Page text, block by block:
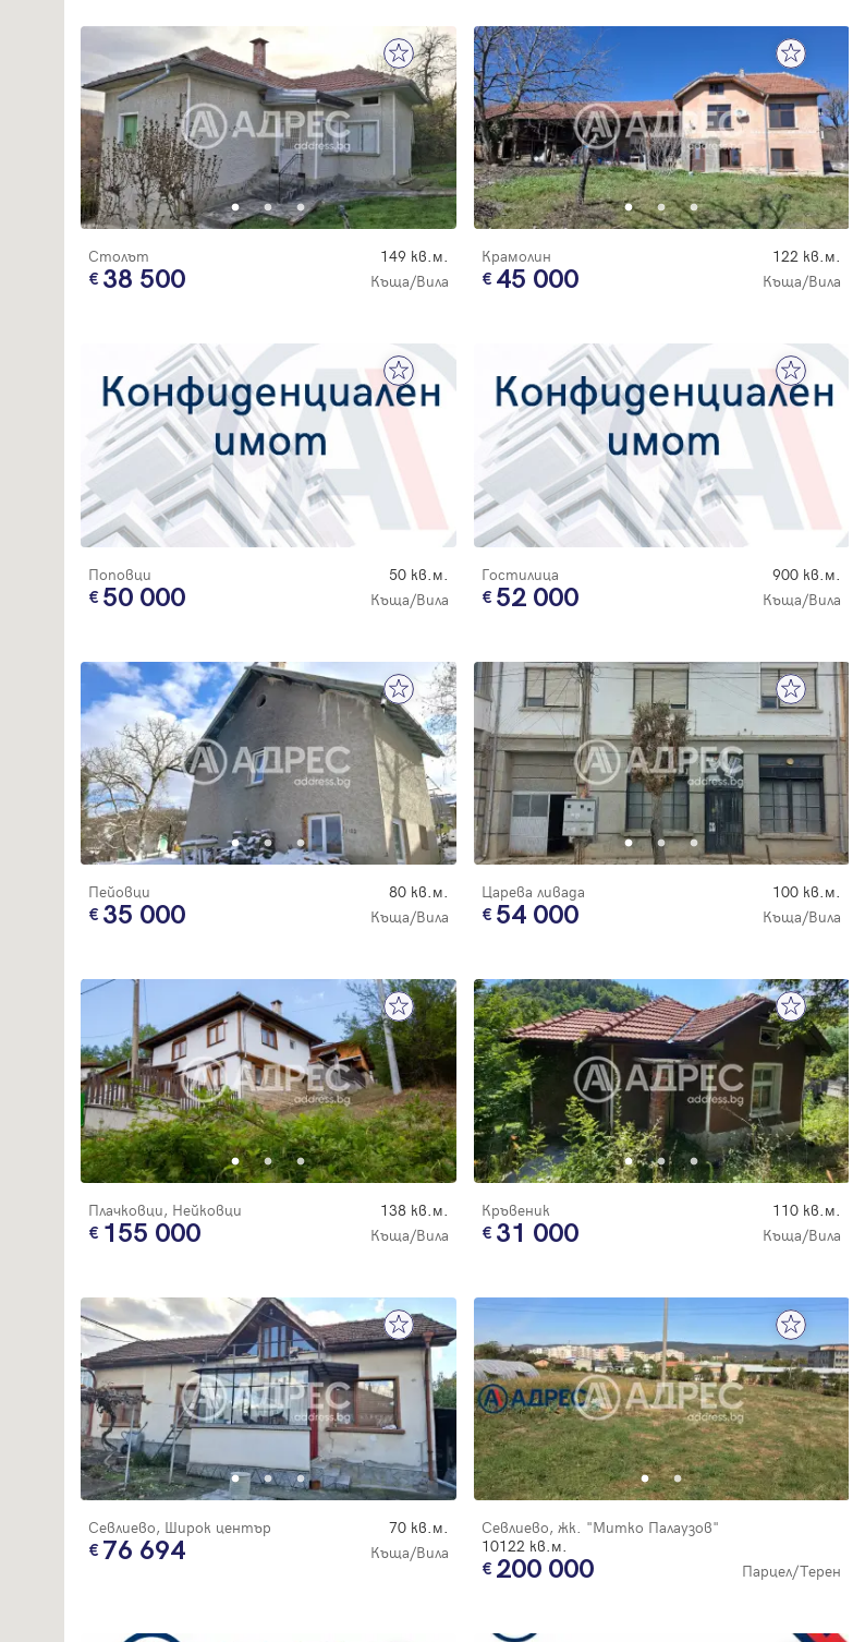
Столът 149 кв.м.
38 500 Къща/Вила
Крамолин 122 кв.м.
45 000 Къща/Вила
Поповци 50 кв.м.
50 000 Къща/Вила
Гостилица 900 кв.м.
52 000 Къща/Вила
Пейовци 80 кв.м.
35 000 Къща/Вила
Царева ливада 100 кв.м.
54 000 Къща/Вила
Плачковци, Нейковци 138 кв.м.
155 000 Къща/Вила
Кръвеник 110 кв.м.
31 000 Къща/Вила
Севлиево, Широк център 70 кв.м.
76 694 Къща/Вила
Севлиево, жк. "Митко Палаузов"
10122 кв.м.
200 000 Парцел/Терен
имейл адрес си, за да активирате
Очаквайте скоро да се свържем с вас!
Продължи с Google
или влезте с имейл
Парола
Вход с имейл
Забравена парола
Регистрация